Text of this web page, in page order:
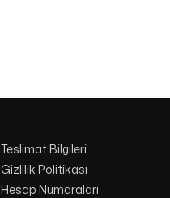
Teslimat Bilgileri
Gizlilik Politikası
Hesap Numaraları